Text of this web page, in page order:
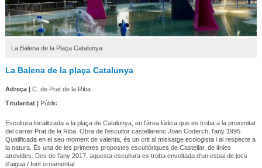
La Balena de la Plaça Catalunya
La Balena de la plaça Catalunya
Adreça |C. de Prat de la Riba
Titularitat |Públic
Escultura localitzada a la plaça de Catalunya, en l'àrea lúdica que es troba a la proximitat
del carrer Prat de la Riba. Obra de l'escultor castellarenc Joan Coderch, l'any 1995.
Qualificada en el seu moment de valenta, és un crit al missatge ecologista i al respecte a
la natura. Ës una de les primeres propostes escultòriques de Castellar, de línies
atrevides. Des de l'any 2017, aquesta escultura es troba envoltada d'un espai de jocs
d'aigua / font ornamental.